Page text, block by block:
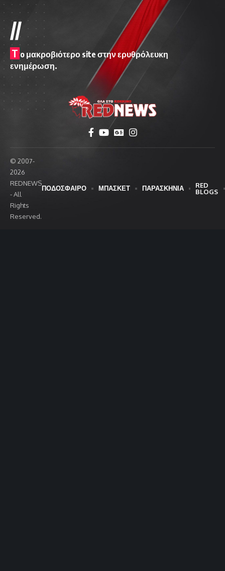
//
T o μακροβιότερο site στην ερυθρόλευκη
ενημέρωση.
© 2007-
2026
REDNEWS
- All
Rights
Reserved.
ΠΟΔΟΣΦΑΙΡΟ ΜΠΑΣΚΕΤ ΠΑΡΑΣΚΗΝΙΑ
RED
BLOGS